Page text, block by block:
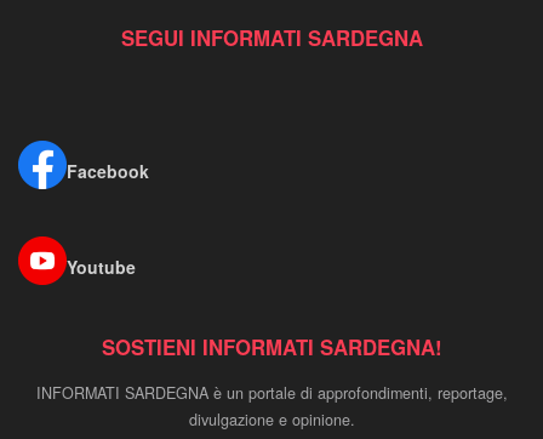
SEGUI INFORMATI SARDEGNA
Facebook
Youtube
SOSTIENI INFORMATI SARDEGNA!
INFORMATI SARDEGNA è un portale di approfondimenti, reportage,
divulgazione e opinione.